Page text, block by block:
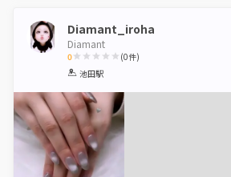
Diamant_iroha
Diamant
0
1 2 3 4
(0件)
池田駅